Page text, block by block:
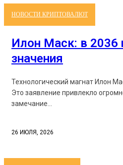
НОВОСТИ КРИПТОВАЛЮТ
Илон Маск: в 2036
значения
Технологический магнат Илон
Это заявление привлекло
замечание...
26 ИЮЛЯ, 2026